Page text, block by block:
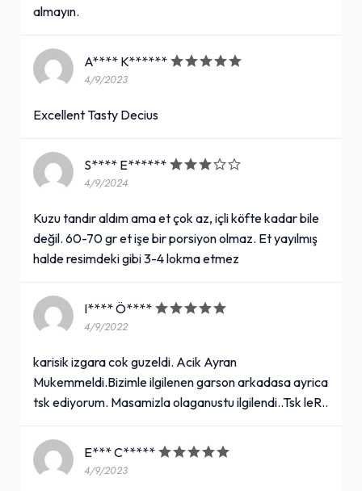
almayın.
A**** K******
4/9/2023
Excellent Tasty Decius
S**** E******
4/9/2024
Kuzu tandır aldım ama et çok az, içli köfte kadar bile
değil. 60-70 gr et işe bir porsiyon olmaz. Et yayılmış
halde resimdeki gibi 3-4 lokma etmez
I**** Ö****
4/9/2022
karisik izgara cok guzeldi. Acik Ayran
Mukemmeldi.Bizimle ilgilenen garson arkadasa ayrica
tsk ediyorum. Masamizla olaganustu ilgilendi..Tsk leR..
E*** C*****
4/9/2023